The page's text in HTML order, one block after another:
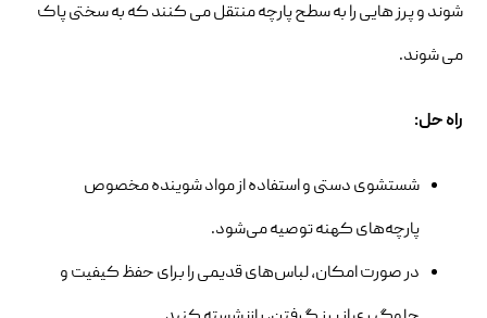
شوند و پرز هایی را به سطح پارچه منتقل می کنند که به سختی پاک
می شوند.
راه حل:
شستشوی دستی و استفاده از مواد شوینده مخصوص
پارچه‌های کهنه توصیه می‌شود.
در صورت امکان، لباس‌های قدیمی را برای حفظ کیفیت و